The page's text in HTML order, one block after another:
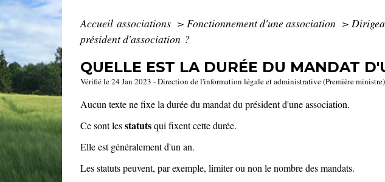
Accueil associations > Fonctionnement d'une association >
président d'association ?
QUELLE EST LA DURÉE DU MANDAT
Vérifié le 24 Jan 2023 - Direction de l'information légale et administrative (Première ministre)
Aucun texte ne fixe la durée du mandat du président d'une association.
Ce sont lesstatutsqui fixent cette durée.
Elle est généralement d'un an.
Les statuts peuvent, par exemple, limiter ou non le nombre des mandats.